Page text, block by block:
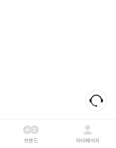
브랜드 마이페이지